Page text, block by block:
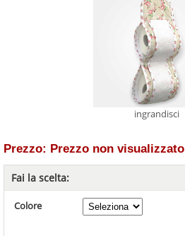
ingrandisci
Prezzo: Prezzo non visualizzato
Fai la scelta:
Colore